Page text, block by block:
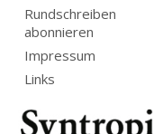
Rundschreiben
abonnieren
Impressum
Links